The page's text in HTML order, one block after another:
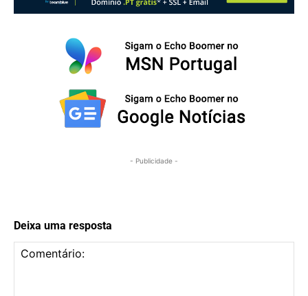
- Publicidade -
Deixa uma resposta